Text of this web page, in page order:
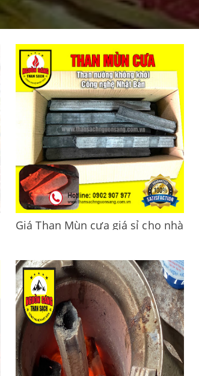
Giá Than Mùn cưa giá sỉ cho nhà
Bảng Giá Than Mùn cưa giá sỉ cho nhà
hàng 16,000đ/kg - 22,000đ/kg giao tận
nơi.1. Bảng Giá than mùn cưa...
Đọc thêm »